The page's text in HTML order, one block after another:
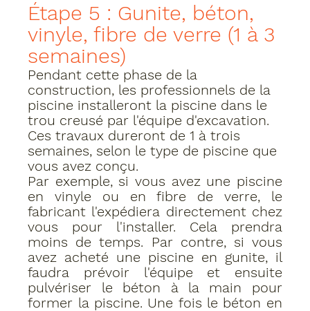
Étape 5 : Gunite, béton,
vinyle, fibre de verre (1 à 3
semaines)
Pendant cette phase de la
construction, les professionnels de la
piscine installeront la piscine dans le
trou creusé par l'équipe d'excavation.
Ces travaux dureront de 1 à trois
semaines, selon le type de piscine que
vous avez conçu.
Par exemple, si vous avez une piscine
en vinyle ou en fibre de verre, le
fabricant l'expédiera directement chez
vous pour l'installer. Cela prendra
moins de temps. Par contre, si vous
avez acheté une piscine en gunite, il
faudra prévoir l'équipe et ensuite
pulvériser le béton à la main pour
former la piscine. Une fois le béton en